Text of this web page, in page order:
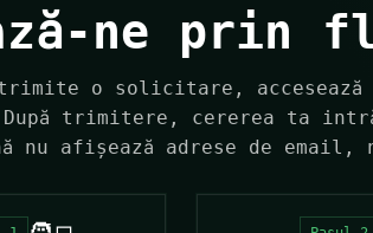
ne prin
o solicitare, accesează
După trimitere, cererea ta
nu afișează adrese de